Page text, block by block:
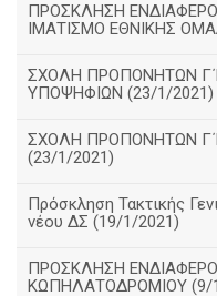
ΠΡΟΣΚΛΗΣΗ
ΙΜΑΤΙΣΜΟ ΕΘΝΙΚΗΣ
ΣΧΟΛΗ ΠΡΟΠΟΝΗΤΩΝ
ΥΠΟΨΗΦΙΩΝ (23/1/2021)
ΣΧΟΛΗ ΠΡΟΠΟΝΗΤΩΝ
(23/1/2021)
Πρόσκληση Τακτικής
νέου ΔΣ (19/1/2021)
ΠΡΟΣΚΛΗΣΗ
ΚΩΠΗΛΑΤΟΔΡΟΜΙΟΥ (9/